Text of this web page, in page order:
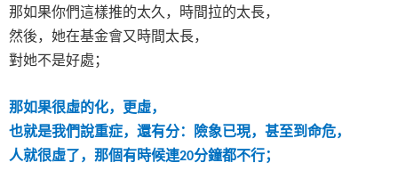
那如果你們這樣推的太久，時間拉的太長，
然後，她在基金會又時間太長，
對她不是好處；
那如果很虛的化，更虛，
也就是我們說重症，還有分：險象已現，甚至到命危，
人就很虛了，那個有時候連20分鐘都不行；